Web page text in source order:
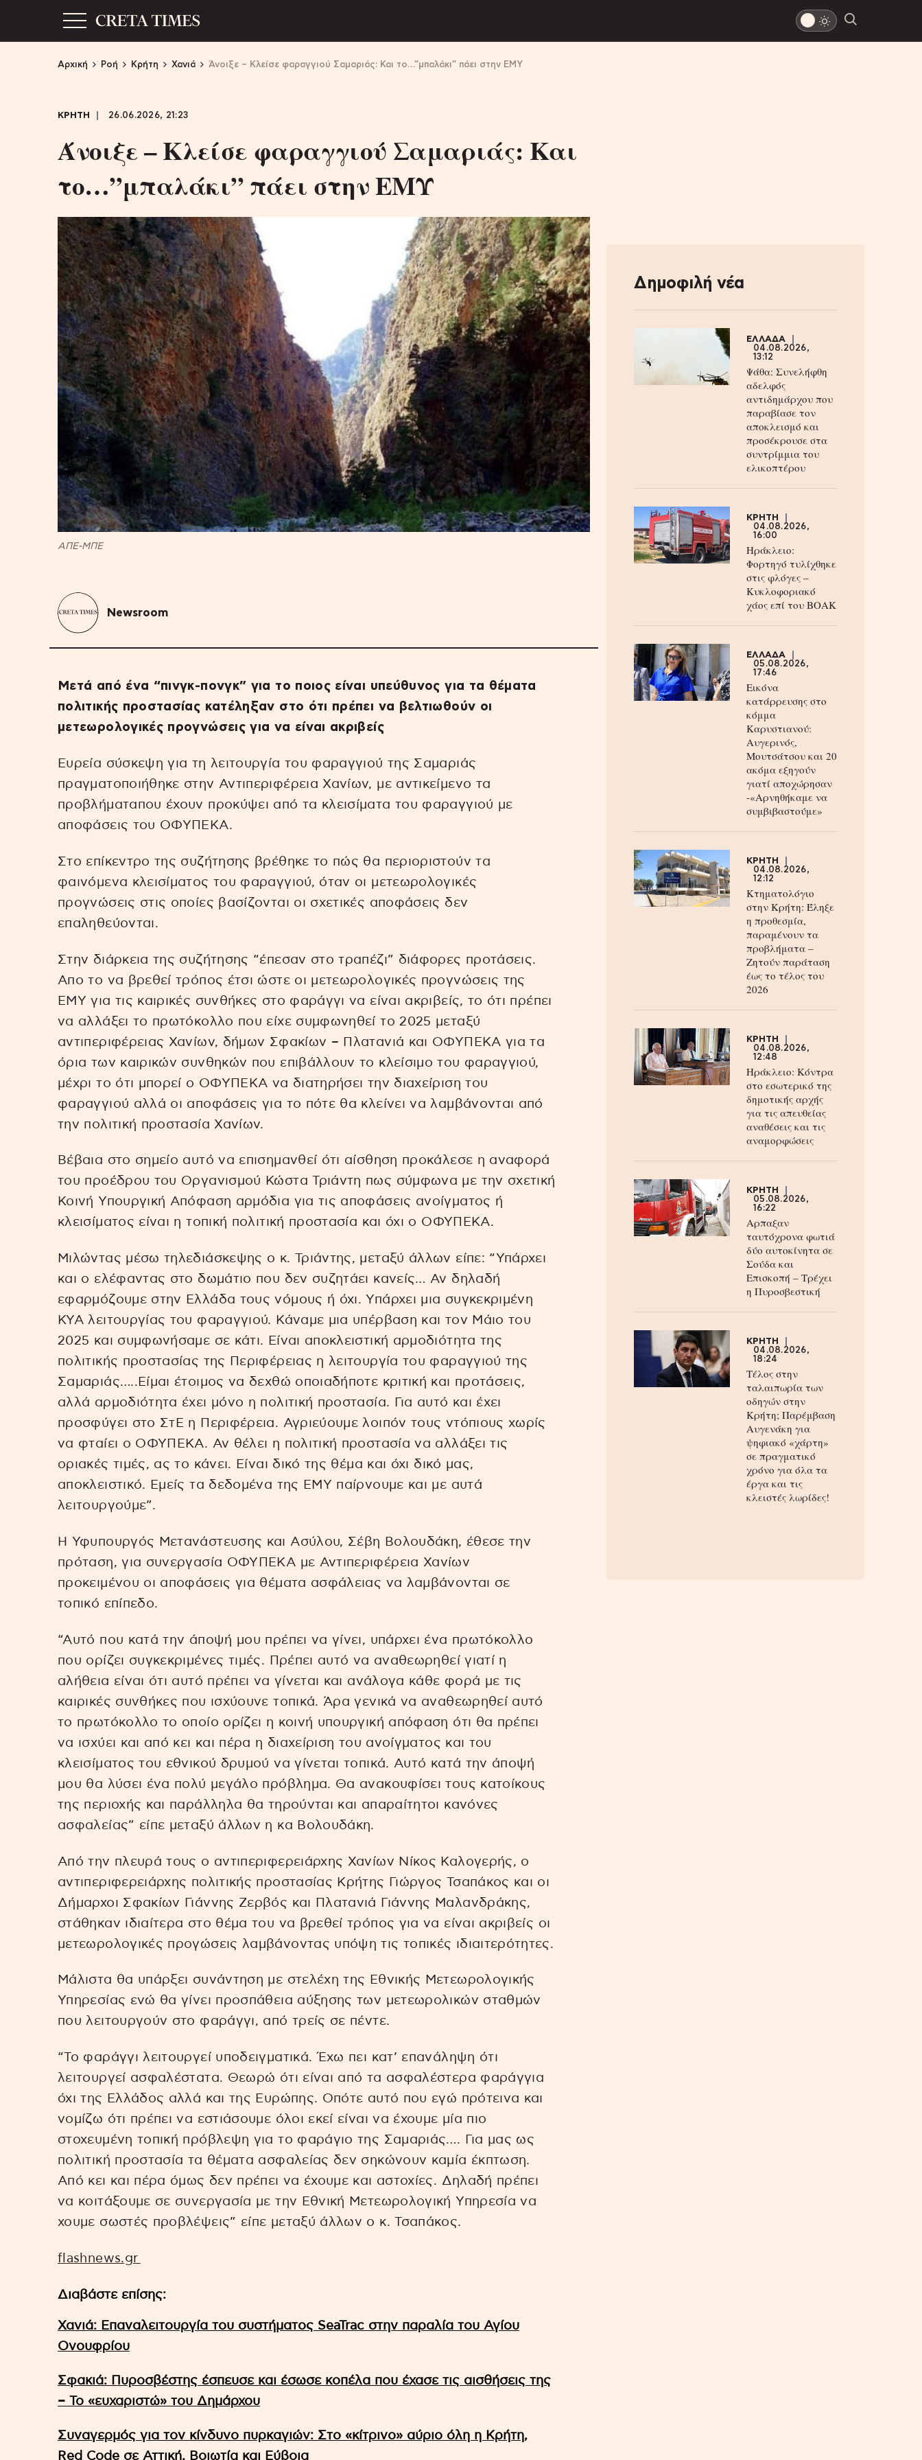
Αρχική Ροή Κρήτη Χανιά Άνοιξε – Κλείσε φαραγγιού Σαμαριάς: Και το…”μπαλάκι” πάει στην ΕΜΥ
ΚΡΗΤΗ 26.06.2026, 21:23
Άνοιξε – Κλείσε φαραγγιού Σαμαριάς: Και
το…”μπαλάκι” πάει στην ΕΜΥ
ΑΠΕ-ΜΠΕ
Newsroom
Μετά από ένα “πινγκ-πονγκ” για το ποιος είναι υπεύθυνος για τα θέματα
πολιτικής προστασίας κατέληξαν στο ότι πρέπει να βελτιωθούν οι
μετεωρολογικές προγνώσεις για να είναι ακριβείς
Ευρεία σύσκεψη για τη λειτουργία του φαραγγιού της Σαμαριάς
πραγματοποιήθηκε στην Αντιπεριφέρεια Χανίων, με αντικείμενο τα
προβλήματαπου έχουν προκύψει από τα κλεισίματα του φαραγγιού με
αποφάσεις του ΟΦΥΠΕΚΑ.
Στο επίκεντρο της συζήτησης βρέθηκε το πώς θα περιοριστούν τα
φαινόμενα κλεισίματος του φαραγγιού, όταν οι μετεωρολογικές
προγνώσεις στις οποίες βασίζονται οι σχετικές αποφάσεις δεν
επαληθεύονται.
Στην διάρκεια της συζήτησης “έπεσαν στο τραπέζι” διάφορες προτάσεις.
Απο το να βρεθεί τρόπος έτσι ώστε οι μετεωρολογικές προγνώσεις της
ΕΜΥ για τις καιρικές συνθήκες στο φαράγγι να είναι ακριβείς, το ότι πρέπει
να αλλάξει το πρωτόκολλο που είχε συμφωνηθεί το 2025 μεταξύ
αντιπεριφέρειας Χανίων, δήμων Σφακίων – Πλατανιά και ΟΦΥΠΕΚΑ για τα
όρια των καιρικών συνθηκών που επιβάλλουν το κλείσιμο του φαραγγιού,
μέχρι το ότι μπορεί ο ΟΦΥΠΕΚΑ να διατηρήσει την διαχείριση του
φαραγγιού αλλά οι αποφάσεις για το πότε θα κλείνει να λαμβάνονται από
την πολιτική προστασία Χανίων.
Βέβαια στο σημείο αυτό να επισημανθεί ότι αίσθηση προκάλεσε η αναφορά
του προέδρου του Οργανισμού Κώστα Τριάντη πως σύμφωνα με την σχετική
Κοινή Υπουργική Απόφαση αρμόδια για τις αποφάσεις ανοίγματος ή
κλεισίματος είναι η τοπική πολιτική προστασία και όχι ο ΟΦΥΠΕΚΑ.
Μιλώντας μέσω τηλεδιάσκεψης ο κ. Τριάντης, μεταξύ άλλων είπε: “Υπάρχει
και ο ελέφαντας στο δωμάτιο που δεν συζητάει κανείς… Αν δηλαδή
εφαρμόζουμε στην Ελλάδα τους νόμους ή όχι. Υπάρχει μια συγκεκριμένη
ΚΥΑ λειτουργίας του φαραγγιού. Κάναμε μια υπέρβαση και τον Μάιο του
2025 και συμφωνήσαμε σε κάτι. Είναι αποκλειστική αρμοδιότητα της
πολιτικής προστασίας της Περιφέρειας η λειτουργία του φαραγγιού της
Σαμαριάς…..Είμαι έτοιμος να δεχθώ οποιαδήποτε κριτική και προτάσεις,
αλλά αρμοδιότητα έχει μόνο η πολιτική προστασία. Για αυτό και έχει
προσφύγει στο ΣτΕ η Περιφέρεια. Αγριεύουμε λοιπόν τους ντόπιους χωρίς
να φταίει ο ΟΦΥΠΕΚΑ. Αν θέλει η πολιτική προστασία να αλλάξει τις
οριακές τιμές, ας το κάνει. Είναι δικό της θέμα και όχι δικό μας,
αποκλειστικό. Εμείς τα δεδομένα της ΕΜΥ παίρνουμε και με αυτά
λειτουργούμε”.
Η Υφυπουργός Μετανάστευσης και Ασύλου, Σέβη Βολουδάκη, έθεσε την
πρόταση, για συνεργασία ΟΦΥΠΕΚΑ με Αντιπεριφέρεια Χανίων
προκειμένου οι αποφάσεις για θέματα ασφάλειας να λαμβάνονται σε
τοπικό επίπεδο.
“Αυτό που κατά την άποψή μου πρέπει να γίνει, υπάρχει ένα πρωτόκολλο
που ορίζει συγκεκριμένες τιμές. Πρέπει αυτό να αναθεωρηθεί γιατί η
αλήθεια είναι ότι αυτό πρέπει να γίνεται και ανάλογα κάθε φορά με τις
καιρικές συνθήκες που ισχύουνε τοπικά. Άρα γενικά να αναθεωρηθεί αυτό
το πρωτόκολλο το οποίο ορίζει η κοινή υπουργική απόφαση ότι θα πρέπει
να ισχύει και από κει και πέρα η διαχείριση του ανοίγματος και του
κλεισίματος του εθνικού δρυμού να γίνεται τοπικά. Αυτό κατά την άποψή
μου θα λύσει ένα πολύ μεγάλο πρόβλημα. Θα ανακουφίσει τους κατοίκους
της περιοχής και παράλληλα θα τηρούνται και απαραίτητοι κανόνες
ασφαλείας” είπε μεταξύ άλλων η κα Βολουδάκη.
Από την πλευρά τους ο αντιπεριφερειάρχης Χανίων Νίκος Καλογερής, ο
αντιπεριφερειάρχης πολιτικής προστασίας Κρήτης Γιώργος Τσαπάκος και οι
Δήμαρχοι Σφακίων Γιάννης Ζερβός και Πλατανιά Γιάννης Μαλανδράκης,
στάθηκαν ιδιαίτερα στο θέμα του να βρεθεί τρόπος για να είναι ακριβείς οι
μετεωρολογικές προγώσεις λαμβάνοντας υπόψη τις τοπικές ιδιαιτερότητες.
Μάλιστα θα υπάρξει συνάντηση με στελέχη της Εθνικής Μετεωρολογικής
Υπηρεσίας ενώ θα γίνει προσπάθεια αύξησης των μετεωρολικών σταθμών
που λειτουργούν στο φαράγγι, από τρείς σε πέντε.
“Το φαράγγι λειτουργεί υποδειγματικά. Έχω πει κατ’ επανάληψη ότι
λειτουργεί ασφαλέστατα. Θεωρώ ότι είναι από τα ασφαλέστερα φαράγγια
όχι της Ελλάδος αλλά και της Ευρώπης. Οπότε αυτό που εγώ πρότεινα και
νομίζω ότι πρέπει να εστιάσουμε όλοι εκεί είναι να έχουμε μία πιο
στοχευμένη τοπική πρόβλεψη για το φαράγιο της Σαμαριάς…. Για μας ως
πολιτική προστασία τα θέματα ασφαλείας δεν σηκώνουν καμία έκπτωση.
Από κει και πέρα όμως δεν πρέπει να έχουμε και αστοχίες. Δηλαδή πρέπει
να κοιτάξουμε σε συνεργασία με την Εθνική Μετεωρολογική Υπηρεσία να
χουμε σωστές προβλέψεις” είπε μεταξύ άλλων ο κ. Τσαπάκος.
flashnews.gr
Διαβάστε επίσης:
Χανιά: Επαναλειτουργία του συστήματος SeaTrac στην παραλία του Αγίου
Ονουφρίου
Σφακιά: Πυροσβέστης έσπευσε και έσωσε κοπέλα που έχασε τις αισθήσεις της
– Το «ευχαριστώ» του Δημάρχου
Συναγερμός για τον κίνδυνο πυρκαγιών: Στο «κίτρινο» αύριο όλη η Κρήτη,
Red Code σε Αττική, Βοιωτία και Εύβοια
Δημοφιλή νέα
ΕΛΛΑΔΑ
04.08.2026,
13:12
Ψάθα: Συνελήφθη
αδελφός
αντιδημάρχου που
παραβίασε τον
αποκλεισμό και
προσέκρουσε στα
συντρίμμια του
ελικοπτέρου
ΚΡΗΤΗ
04.08.2026,
16:00
Ηράκλειο:
Φορτηγό τυλίχθηκε
στις φλόγες –
Κυκλοφοριακό
χάος επί του ΒΟΑΚ
ΕΛΛΑΔΑ
05.08.2026,
17:46
Εικόνα
κατάρρευσης στο
κόμμα
Καρυστιανού:
Αυγερινός,
Μουτσάτσου και 20
ακόμα εξηγούν
γιατί αποχώρησαν
-«Αρνηθήκαμε να
συμβιβαστούμε»
ΚΡΗΤΗ
04.08.2026,
12:12
Κτηματολόγιο
στην Κρήτη: Έληξε
η προθεσμία,
παραμένουν τα
προβλήματα –
Ζητούν παράταση
έως το τέλος του
2026
ΚΡΗΤΗ
04.08.2026,
12:48
Ηράκλειο: Κόντρα
στο εσωτερικό της
δημοτικής αρχής
για τις απευθείας
αναθέσεις και τις
αναμορφώσεις
ΚΡΗΤΗ
05.08.2026,
16:22
Αρπαξαν
ταυτόχρονα φωτιά
δύο αυτοκίνητα σε
Σούδα και
Επισκοπή – Τρέχει
η Πυροσβεστική
ΚΡΗΤΗ
04.08.2026,
18:24
Τέλος στην
ταλαιπωρία των
οδηγών στην
Κρήτη; Παρέμβαση
Αυγενάκη για
ψηφιακό «χάρτη»
σε πραγματικό
χρόνο για όλα τα
έργα και τις
κλειστές λωρίδες!